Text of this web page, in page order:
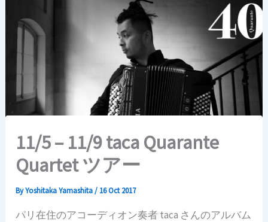
11/5 – 11/9 taca Quarante
Quartet ツアー
ByYoshitaka Yamashita/ 16 Oct 2017
パリ在住のアコーディオン奏者 taca さんのアルバム